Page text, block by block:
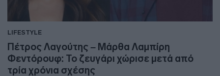
LIFESTYLE
Πέτρος Λαγούτης – Μάρθα Λαμπίρη
Φεντόρουφ: Το ζευγάρι χώρισε μετά από
τρία χρόνια σχέσης